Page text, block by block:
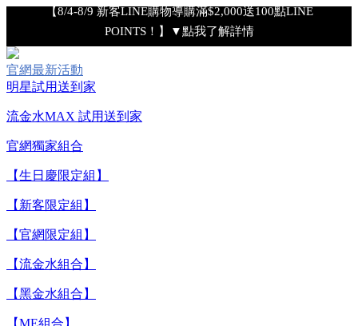
POINTS！】▼點我了解詳情
【綁定中信LINE Pay卡享最高6%回饋▼點我了解詳情
【重要公告】IPSA 無法驗證非官方通路銷售之品牌商品的真實
【8/7-8/9 下單加碼送全效輕透UV防曬乳9ml+明星體驗4件組】
【全新流金水MAX 百元試用送到家！再享回購金】▼點我立
官網最新活動
明星試用送到家
流金水MAX 試用送到家
官網獨家組合
【生日慶限定組】
【新客限定組】
【官網限定組】
【流金水組合】
【黑金水組合】
【ME組合】